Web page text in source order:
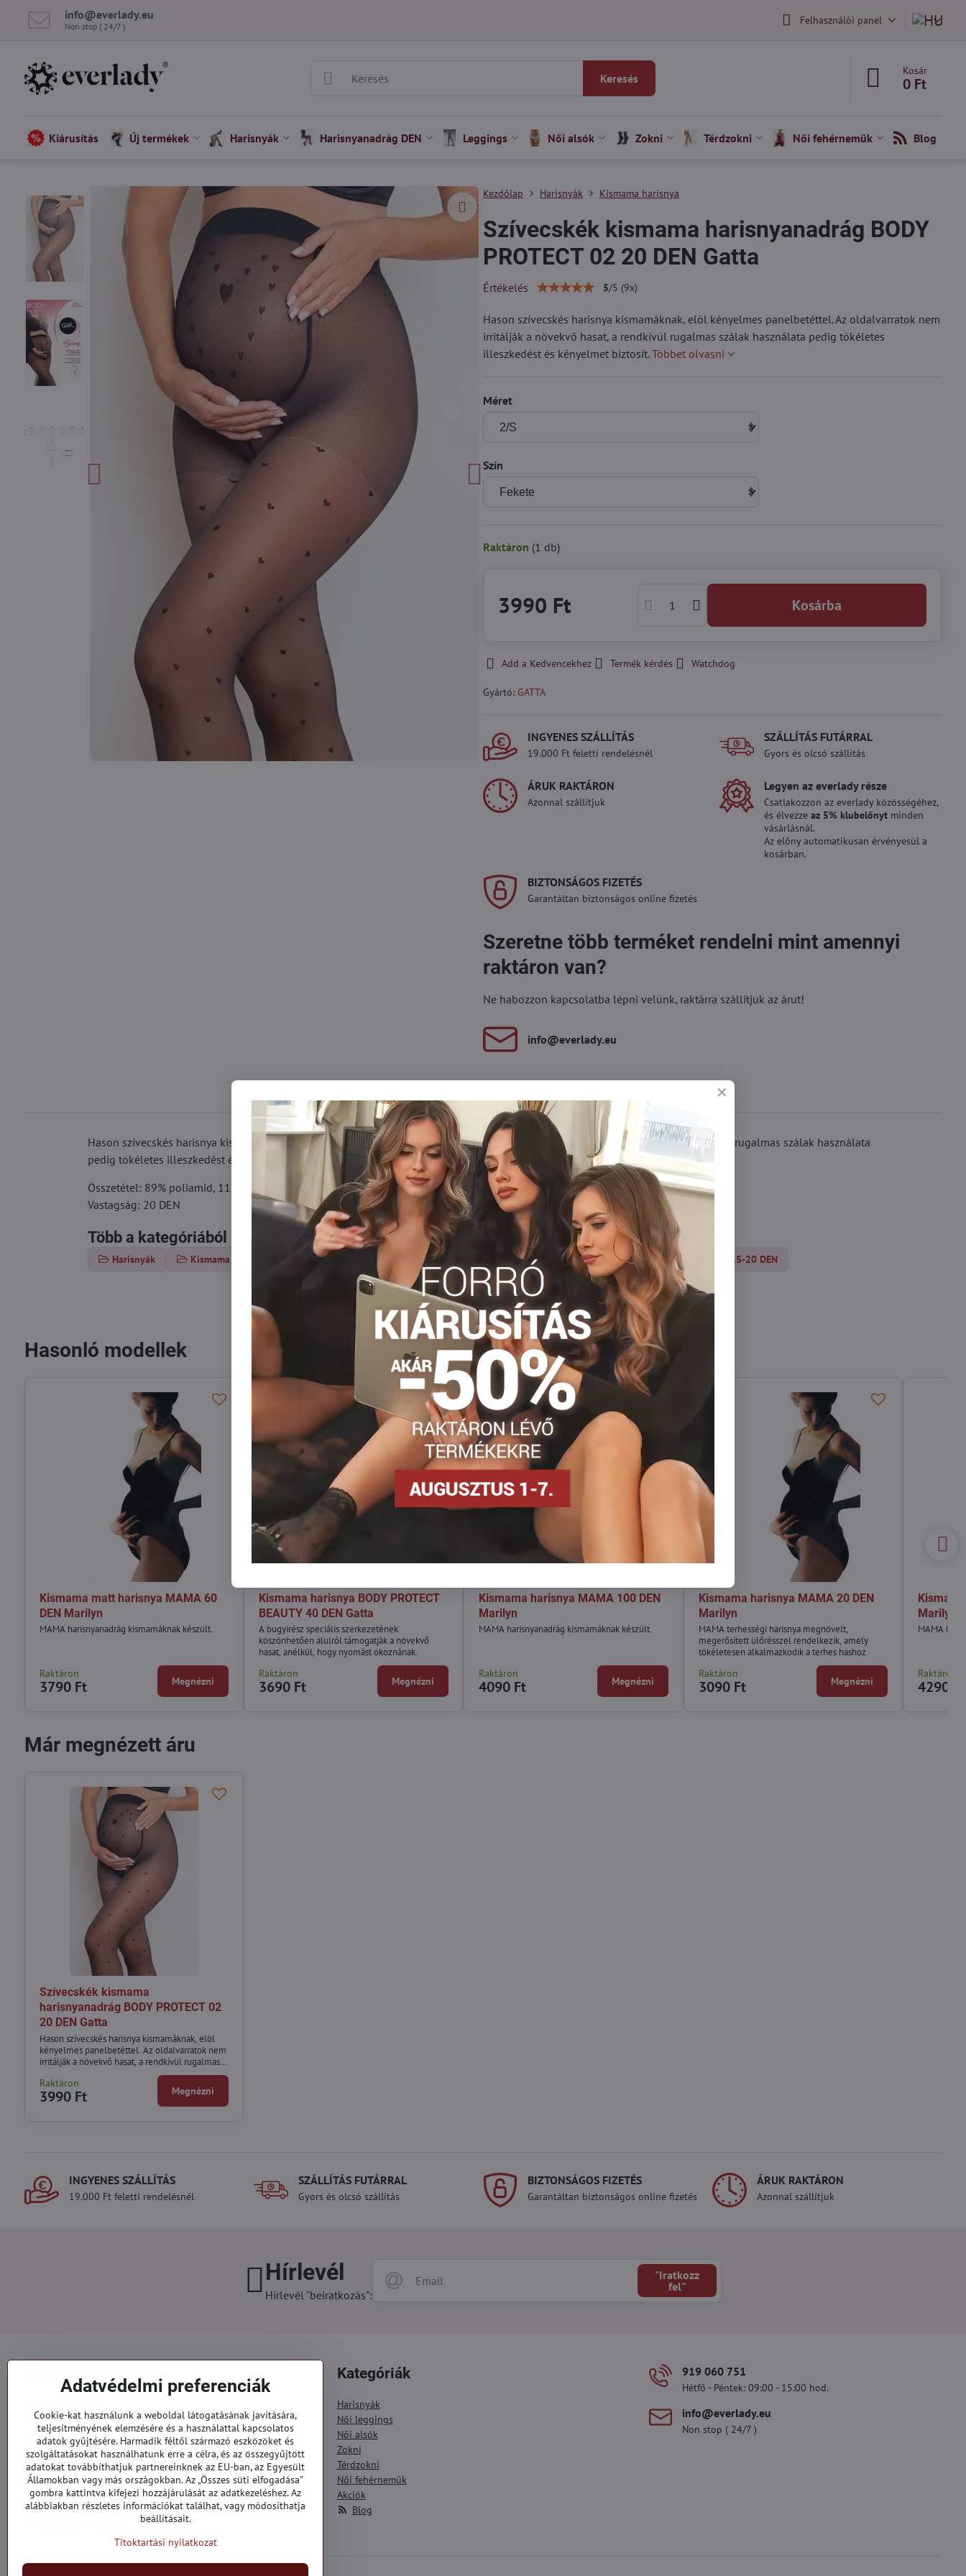
info​@everlady​.eu
Non stop ( 24/7 ) Felhasználói panel
Keresés
Kosár
0 Ft
Kiárusítás Új termékek Harisnyák Harisnyanadrág DEN Leggings Női alsók Zokni Térdzokni Női fehérneműk Blog
Kezdőlap Harisnyák Kismama harisnya
Szívecskék kismama harisnyanadrág BODY
PROTECT 02 20 DEN Gatta
Értékelés 5/5 (9x)
Hason szívecskés harisnya kismamáknak, elöl kényelmes panelbetéttel. Az oldalvarratok nem
irritálják a növekvő hasat, a rendkívül rugalmas szálak használata pedig tökéletes
illeszkedést és kényelmet biztosít.Többet olvasni
Méret
Szín
Raktáron (1 db)
3990 Ft Kosárba
Add a Kedvencekhez Termék kérdés Watchdog
Gyártó: GATTA
INGYENES SZÁLLÍTÁS
19.000 Ft feletti rendelésnél
SZÁLLÍTÁS FUTÁRRAL
Gyors és olcsó szállítás
ÁRUK RAKTÁRON
Azonnal szállítjuk
Legyen az everlady része
Csatlakozzon az everlady közösségéhez,
és élvezzeaz 5% klubelőnyt minden
vásárlásnál.
Az előny automatikusan érvényesül a
kosárban.
BIZTONSÁGOS FIZETÉS
Garantáltan biztonságos online fizetés
Szeretne több terméket rendelni mint amennyi
raktáron van?
Ne habozzon kapcsolatba lépni velünk, raktárra szállítjuk az árut!
info​@everlady​.eu
Hason szívecskés harisnya kismamáknak, elöl kényelmes panelbetéttel. Az oldalvarratok nem irritálják a növekvő hasat, a rendkívül rugalmas szálak használata
pedig tökéletes illeszkedést és kényelmet biztosít.
Összetétel: 89% poliamid, 11% elasztán
Vastagság: 20 DEN
Több a kategóriából
Harisnyák Kismama harisnya Harisnya 15-20 DEN-es Harisnyanadrág DEN Tehotenské pančuchy Silonky 15-20 DEN
Facebook
Twitter BlueskyPinterestRedditLinkedInWhatsApp
mail
Hasonló modellek
Kismama matt harisnya MAMA 60
DEN Marilyn
MAMA harisnyanadrág kismamáknak készült.
Raktáron
3790 Ft Megnézni
Kismama harisnya BODY PROTECT
BEAUTY 40 DEN Gatta
A bugyirész speciális szerkezetének
köszönhetően alulról támogatják a növekvő
hasat, anélkül, hogy nyomást okoznának.
Raktáron
3690 Ft Megnézni
Kismama harisnya MAMA 100 DEN
Marilyn
MAMA harisnyanadrág kismamáknak készült.
Raktáron
4090 Ft Megnézni
Kismama harisnya MAMA 20 DEN
Marilyn
MAMA terhességi harisnya megnövelt,
megerősített ülőrésszel rendelkezik, amely
tökéletesen alkalmazkodik a terhes hashoz.
Raktáron
3090 Ft Megnézni
Marilyn
MAMA
Raktáron
4290 Ft
Már megnézett áru
Szívecskék kismama
harisnyanadrág BODY PROTECT 02
20 DEN Gatta
Hason szívecskés harisnya kismamáknak, elöl
kényelmes panelbetéttel. Az oldalvarratok nem
irritálják a növekvő hasat, a rendkívül rugalmas
szálak használata pedig tökéletes illeszkedést
és kényelmet biztosít.
Raktáron
3990 Ft Megnézni
INGYENES SZÁLLÍTÁS
19.000 Ft feletti rendelésnél
SZÁLLÍTÁS FUTÁRRAL
Gyors és olcsó szállítás
BIZTONSÁGOS FIZETÉS
Garantáltan biztonságos online fizetés
ÁRUK RAKTÁRON
Azonnal szállítjuk
Hírlevél
Hírlevél "beiratkozás":
"Iratkozz
fel"
Általános szerződési feltételek
Személyes adatok védelme
Reklamációs űrlap
Kapcsolatt
Megrendelések
Kategóriák
Harisnyák
Női leggings
Női alsók
Zokni
Térdzokni
Női fehérneműk
Akciók
Blog
919 060 751
Hétfő - Péntek: 09:00 - 15:00 hod.
info​@everlady​.eu
Non stop ( 24/7 )
Adatvédelmi preferenciák
Cookie-kat használunk a weboldal látogatásának javítására,
teljesítményének elemzésére és a használattal kapcsolatos
adatok gyűjtésére. Harmadik féltől származó eszközöket és
szolgáltatásokat használhatunk erre a célra, és az összegyűjtött
adatokat továbbíthatjuk partnereinknek az EU-ban, az Egyesült
Államokban vagy más országokban. Az „Összes süti elfogadása"
gombra kattintva kifejezi hozzájárulását az adatkezeléshez. Az
alábbiakban részletes információkat találhat, vagy módosíthatja
beállításait.
Titoktartási nyilatkozat